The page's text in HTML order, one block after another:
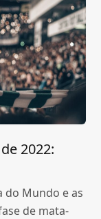
2022:
do Mundo e as
de mata-